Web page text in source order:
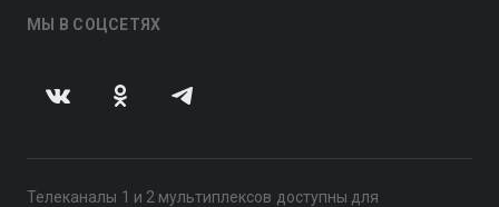
МЫ В СОЦСЕТЯХ
Телеканалы 1 и 2 мультиплексов доступны для